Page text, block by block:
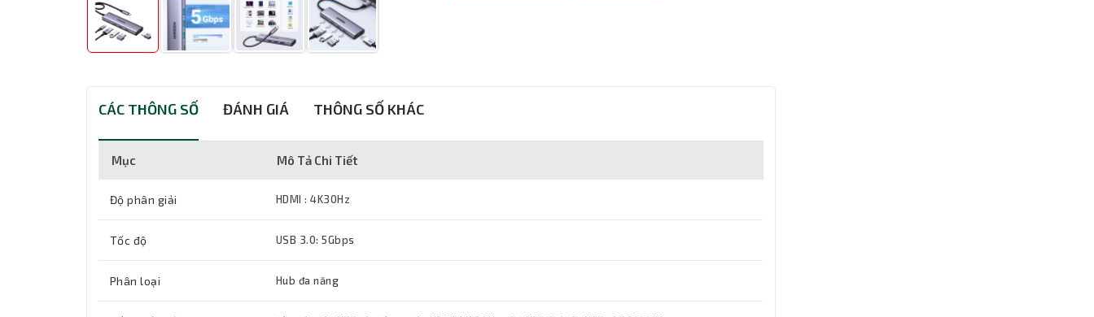
CÁC THÔNG SỐ ĐÁNH GIÁ THÔNG SỐ KHÁC
Mục Mô Tả Chi Tiết
Độ phân giải HDMI : 4K30Hz
Tốc độ USB 3.0: 5Gbps
Phân loại Hub đa năng